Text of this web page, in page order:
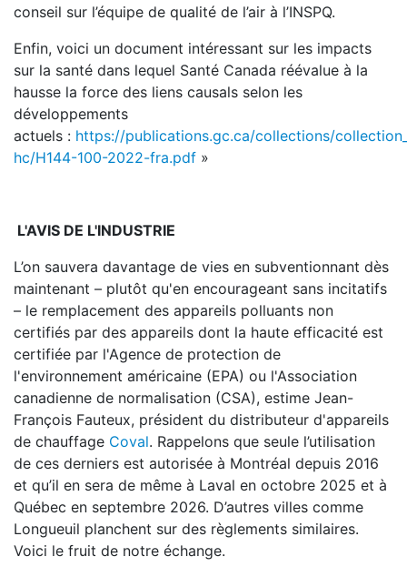
conseil sur l’équipe de qualité de l’air à l’INSPQ.
Enfin, voici un document intéressant sur les impacts
sur la santé dans lequel Santé Canada réévalue à la
hausse la force des liens causals selon les
développements
actuels : https://publications.gc.ca/collections/
hc/H144-100-2022-fra.pdf »
L'AVIS DE L'INDUSTRIE
L’on sauvera davantage de vies en subventionnant dès
maintenant – plutôt qu'en encourageant sans incitatifs
– le remplacement des appareils polluants non
certifiés par des appareils dont la haute efficacité est
certifiée par l'Agence de protection de
l'environnement américaine (EPA) ou l'Association
canadienne de normalisation (CSA), estime Jean-
François Fauteux, président du distributeur d'appareils
de chauffage Coval. Rappelons que seule l’utilisation
de ces derniers est autorisée à Montréal depuis 2016
et qu’il en sera de même à Laval en octobre 2025 et à
Québec en septembre 2026. D’autres villes comme
Longueuil planchent sur des règlements similaires.
Voici le fruit de notre échange.